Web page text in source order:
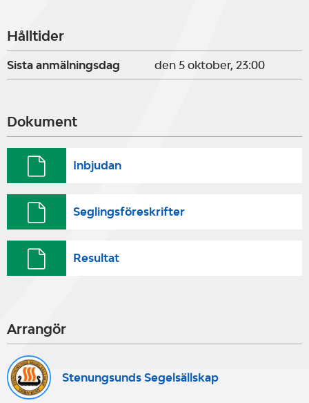
Hålltider
Sista anmälningsdag den 5 oktober, 23:00
Dokument
Inbjudan
Seglingsföreskrifter
Resultat
Arrangör
Stenungsunds Segelsällskap